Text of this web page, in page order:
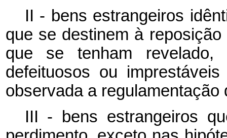
II - bens estrangeiros
que se destinem à
que se tenham revelado,
defeituosos ou
observada a
III - bens estrangeiros